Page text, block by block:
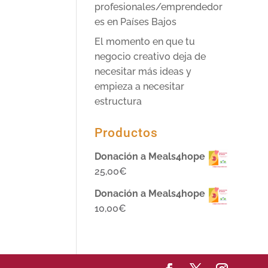
profesionales/emprendedor
es en Países Bajos
El momento en que tu
negocio creativo deja de
necesitar más ideas y
empieza a necesitar
estructura
Productos
Donación a Meals4hope
25,00€
Donación a Meals4hope
10,00€